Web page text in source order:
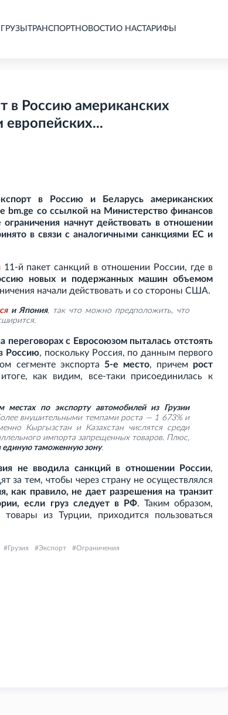
ГРУЗЫ ТРАНСПОРТНОВОСТИ О НАСТАРИФЫ
в Россию американских
европейских...
в Россию и Беларусь американских
bm.ge со ссылкой на Министерство финансов
начнут действовать в отношении
в связи с аналогичными санкциями ЕС и
11-й пакет санкций в отношении России, где в
новых и подержанных машин объемом
начали действовать и со стороны США.
и Япония, так что можно предположить, что
переговорах с Евросоюзом пыталась отстоять
Россию, поскольку Россия, по данным первого
сегменте экспорта 5-е место, причем рост
как видим, все-таки присоединилась к
местах по экспорту автомобилей из Грузии
внушительными темпами роста — 1 673% и
Кыргызстан и Казахстан числятся среди
импорта запрещенных товаров. Плюс,
единую таможенную зону.
не вводила санкций в отношении России,
за тем, чтобы через страну не осуществлялся
как правило, не дает разрешения на транзит
если груз следует в РФ. Таким образом,
из Турции, приходится пользоваться
Грузия Экспорт Ограничения